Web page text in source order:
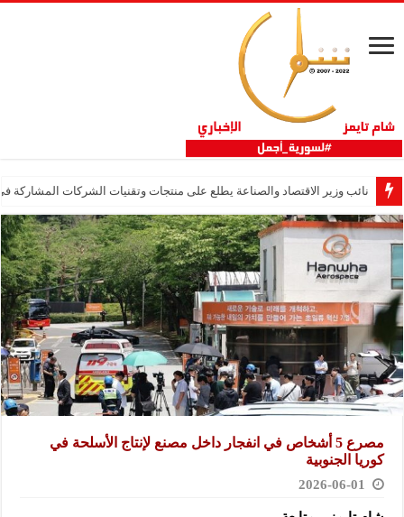
نائب وزير الاقتصاد والصناعة يطلع على منتجات وتقنيات الشركات المشاركة في
مصرع 5 أشخاص في انفجار داخل مصنع لإنتاج الأسلحة في
كوريا الجنوبية
2026-06-01